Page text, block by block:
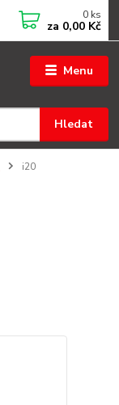
Menu
Hledat
0 ks
za 0,00 Kč
i20